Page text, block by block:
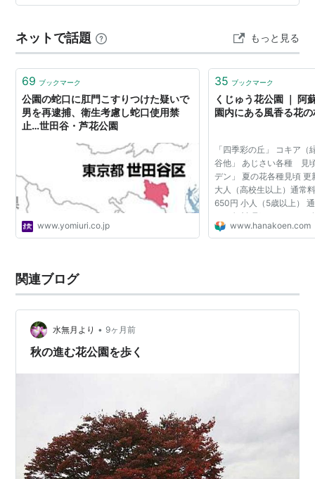
フィラが見事に広がっています リナリアマロッカナ 見事
員、ジェラード店も行列 お天気も良くきれいにな花に囲
まれ、満喫してきました。
ネットで話題 もっと見る
69 ブックマーク
公園の蛇口に肛門こすりつけた疑いで
男を再逮捕、衛生考慮し蛇口使用禁
止…世田谷・芦花公園
www.yomiuri.co.jp
35 ブックマーク
くじゅう花公園 ｜ 阿
園内にある風香る花
「四季彩の丘」 コキア（
谷他」 あじさい各種 見
デン」 夏の花各種見頃
大人（高校生以上）通
650円 小人（5歳以上
⇨ 無料 見頃：あじさい
デン・温室アンティル ※
www.hanakoen.com
関連ブログ
水無月より • 9ヶ月前
秋の進む花公園を歩く